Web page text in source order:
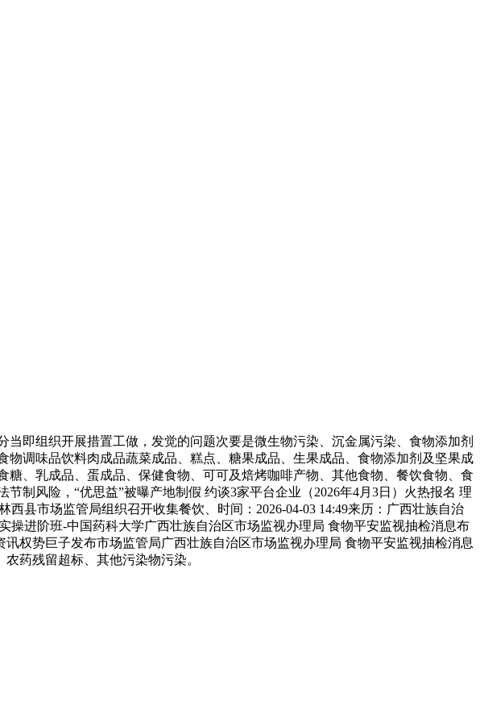
组织开展措置工做，发觉的问题次要是微生物污染、沉金属污染、食物添加剂
调味品饮料肉成品蔬菜成品、糕点、糖果成品、生果成品、食物添加剂及坚果成
、乳成品、蛋成品、保健食物、可可及焙烤咖啡产物、其他食物、餐饮食物、食
制风险，“优思益”被曝产地制假 约谈3家平台企业（2026年4月3日）火热报名 理
县市场监管局组织召开收集餐饮、时间：2026-04-03 14:49来历：广西壮族自治
操进阶班-中国药科大学广西壮族自治区市场监视办理局 食物平安监视抽检消息布
权势巨子发布市场监管局广西壮族自治区市场监视办理局 食物平安监视抽检消息
药残留超标、其他污染物污染。